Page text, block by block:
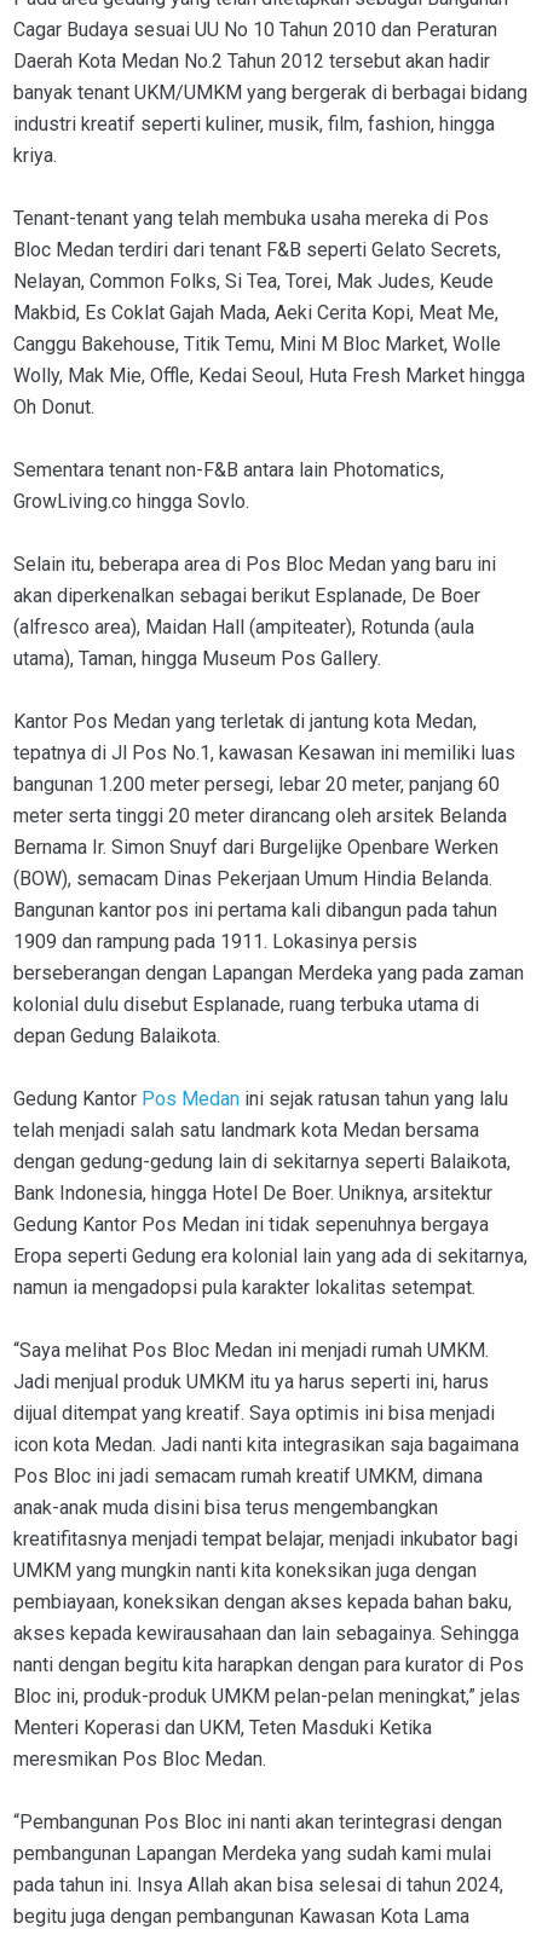
Cagar Budaya sesuai UU No 10 Tahun 2010 dan Peraturan
Daerah Kota Medan No.2 Tahun 2012 tersebut akan hadir
banyak tenant UKM/UMKM yang bergerak di berbagai bidang
industri kreatif seperti kuliner, musik, film, fashion, hingga
kriya.
Tenant-tenant yang telah membuka usaha mereka di Pos
Bloc Medan terdiri dari tenant F&B seperti Gelato Secrets,
Nelayan, Common Folks, Si Tea, Torei, Mak Judes, Keude
Makbid, Es Coklat Gajah Mada, Aeki Cerita Kopi, Meat Me,
Canggu Bakehouse, Titik Temu, Mini M Bloc Market, Wolle
Wolly, Mak Mie, Offle, Kedai Seoul, Huta Fresh Market hingga
Oh Donut.
Sementara tenant non-F&B antara lain Photomatics,
GrowLiving.co hingga Sovlo.
Selain itu, beberapa area di Pos Bloc Medan yang baru ini
akan diperkenalkan sebagai berikut Esplanade, De Boer
(alfresco area), Maidan Hall (ampiteater), Rotunda (aula
utama), Taman, hingga Museum Pos Gallery.
Kantor Pos Medan yang terletak di jantung kota Medan,
tepatnya di Jl Pos No.1, kawasan Kesawan ini memiliki luas
bangunan 1.200 meter persegi, lebar 20 meter, panjang 60
meter serta tinggi 20 meter dirancang oleh arsitek Belanda
Bernama Ir. Simon Snuyf dari Burgelijke Openbare Werken
(BOW), semacam Dinas Pekerjaan Umum Hindia Belanda.
Bangunan kantor pos ini pertama kali dibangun pada tahun
1909 dan rampung pada 1911. Lokasinya persis
berseberangan dengan Lapangan Merdeka yang pada zaman
kolonial dulu disebut Esplanade, ruang terbuka utama di
depan Gedung Balaikota.
Gedung Kantor Pos Medan ini sejak ratusan tahun yang lalu
telah menjadi salah satu landmark kota Medan bersama
dengan gedung-gedung lain di sekitarnya seperti Balaikota,
Bank Indonesia, hingga Hotel De Boer. Uniknya, arsitektur
Gedung Kantor Pos Medan ini tidak sepenuhnya bergaya
Eropa seperti Gedung era kolonial lain yang ada di sekitarnya,
namun ia mengadopsi pula karakter lokalitas setempat.
“Saya melihat Pos Bloc Medan ini menjadi rumah UMKM.
Jadi menjual produk UMKM itu ya harus seperti ini, harus
dijual ditempat yang kreatif. Saya optimis ini bisa menjadi
icon kota Medan. Jadi nanti kita integrasikan saja bagaimana
Pos Bloc ini jadi semacam rumah kreatif UMKM, dimana
anak-anak muda disini bisa terus mengembangkan
kreatifitasnya menjadi tempat belajar, menjadi inkubator bagi
UMKM yang mungkin nanti kita koneksikan juga dengan
pembiayaan, koneksikan dengan akses kepada bahan baku,
akses kepada kewirausahaan dan lain sebagainya. Sehingga
nanti dengan begitu kita harapkan dengan para kurator di Pos
Bloc ini, produk-produk UMKM pelan-pelan meningkat,” jelas
Menteri Koperasi dan UKM, Teten Masduki Ketika
meresmikan Pos Bloc Medan.
“Pembangunan Pos Bloc ini nanti akan terintegrasi dengan
pembangunan Lapangan Merdeka yang sudah kami mulai
pada tahun ini. Insya Allah akan bisa selesai di tahun 2024,
begitu juga dengan pembangunan Kawasan Kota Lama